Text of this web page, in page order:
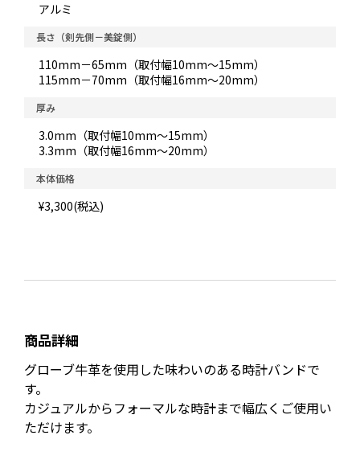
アルミ
長さ（剣先側－美錠側）
110mm－65mm（取付幅10mm～15mm）
115mm－70mm（取付幅16mm～20mm）
厚み
3.0mm（取付幅10mm～15mm）
3.3mm（取付幅16mm～20mm）
本体価格
¥3,300(税込)
商品詳細
グローブ牛革を使用した味わいのある時計バンドで
す。
カジュアルからフォーマルな時計まで幅広くご使用い
ただけます。